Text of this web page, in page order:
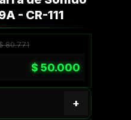
- CR-111
80.771
$50.000
+